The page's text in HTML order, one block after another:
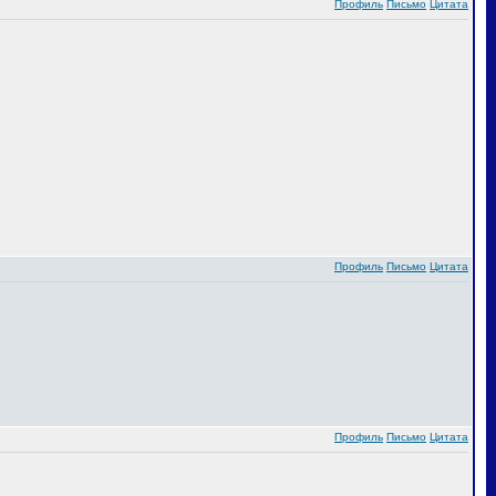
Профиль Письмо Цитата
Профиль Письмо Цитата
Профиль Письмо Цитата